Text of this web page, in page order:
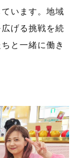
います。地域
げる挑戦を続
と一緒に働き